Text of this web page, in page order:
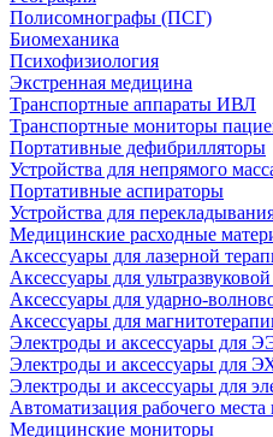
Полисомнографы (ПСГ)
Биомеханика
Психофизиология
Экстренная медицина
Транспортные аппараты ИВЛ
Транспортные мониторы
Портативные дефибрилляторы
Устройства для непрямого
Портативные аспираторы
Устройства для
Медицинские расходные
Аксессуары для лазерной
Аксессуары для
Аксессуары для ударно-
Аксессуары для
Электроды и аксессуары для
Электроды и аксессуары для
Электроды и аксессуары для
Автоматизация рабочего места
Медицинские мониторы